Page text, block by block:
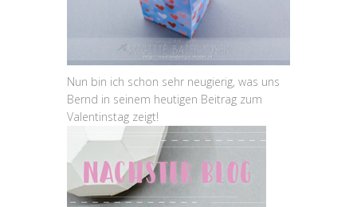
Nun bin ich schon sehr neugierig, was uns
Bernd in seinem heutigen Beitrag zum
Valentinstag zeigt!